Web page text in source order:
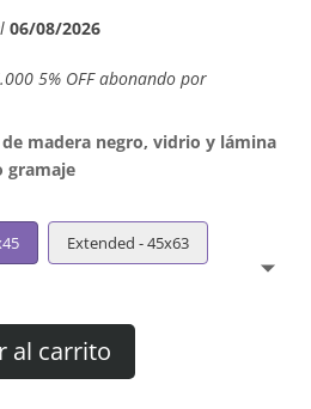
06/08/2026
5% OFF abonando por
madera negro, vidrio y lámina
gramaje
Extended - 45x63
al carrito